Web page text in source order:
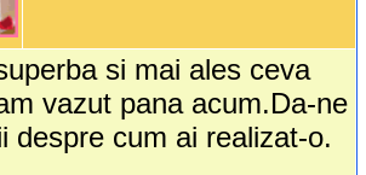
si mai ales ceva
vazut pana acum.Da-ne
despre cum ai realizat-o.